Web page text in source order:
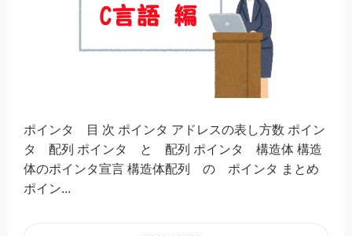
ポインタ 目 次 ポインタ アドレスの表し方数 ポイン
タ 配列 ポインタ と 配列 ポインタ 構造体 構造
体のポインタ宣言 構造体配列 の ポインタ まとめ
ポイン...